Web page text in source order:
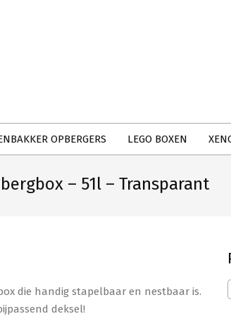
OPBERGERS LEGO BOXEN
– 51l – Transparant
die handig stapelbaar en nestbaar is.
deksel!